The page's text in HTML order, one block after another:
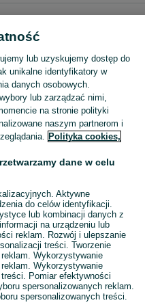
- Wilanów
Zobacz
lub uzyskujemy dostęp do
unikalne identyfikatory w
danych osobowych.
lub zarządzać nimi,
na stronie polityki
naszym partnerom i
Polityka cookies,
dane w celu
Aktywne
do celów identyfikacji.
lub kombinacji danych z
na urządzeniu lub
reklam. Rozwój i ulepszanie
treści. Tworzenie
Wykorzystywanie
Wykorzystywanie
Pomiar efektywności
spersonalizowanych reklam.
spersonalizowanych treści.